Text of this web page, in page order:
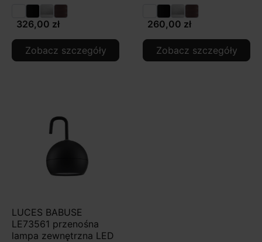
326,00 zł
Zobacz szczegóły
260,00 zł
Zobacz szczegóły
LUCES BABUSE
LE73561 przenośna
lampa zewnętrzna LED